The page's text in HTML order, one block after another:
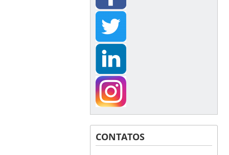
CONTATOS